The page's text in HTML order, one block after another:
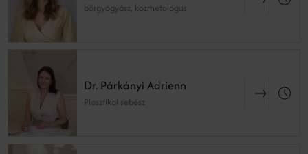
bőrgyógyász, kozmetológus
Dr. Párkányi Adrienn
Plasztikai sebész